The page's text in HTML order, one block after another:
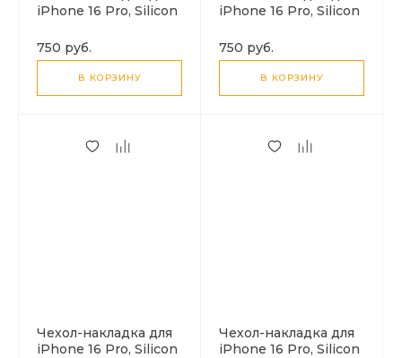
iPhone 16 Pro, Silicon
(MagSafe), без лого,
X-CASE, синий
750 руб.
В КОРЗИНУ
iPhone 16 Pro, Silicon
(MagSafe), без лого,
X-CASE, светло-
голубой
750 руб.
В КОРЗИНУ
Чехол-накладка для
iPhone 16 Pro, Silicon
Чехол-накладка для
iPhone 16 Pro, Silicon